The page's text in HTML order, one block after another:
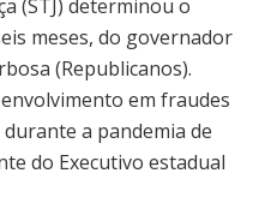
(STJ) determinou o
meses, do governador
(Republicanos).
em fraudes
a pandemia de
do Executivo estadual